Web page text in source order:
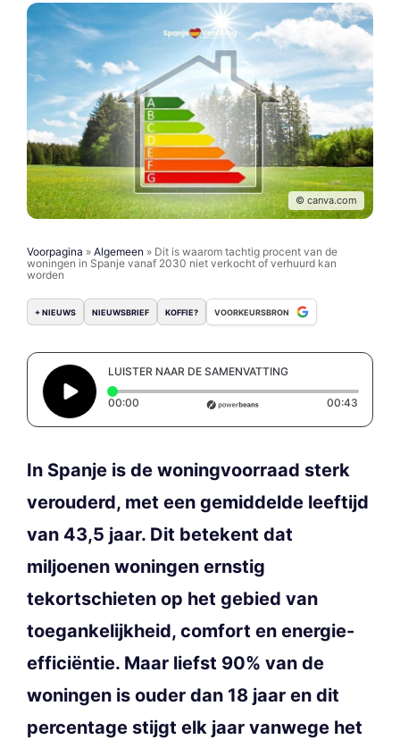
© canva.com
Voorpagina » Algemeen » Dit is waarom tachtig procent van de
woningen in Spanje vanaf 2030 niet verkocht of verhuurd kan
worden
+ NIEUWS NIEUWSBRIEF KOFFIE? VOORKEURSBRON
LUISTER NAAR DE SAMENVATTING
00:00 Elapsed time: 0 seconds 00:43
In Spanje is de woningvoorraad sterk
verouderd, met een gemiddelde leeftijd
van 43,5 jaar. Dit betekent dat
miljoenen woningen ernstig
tekortschieten op het gebied van
toegankelijkheid, comfort en energie-
efficiëntie. Maar liefst 90% van de
woningen is ouder dan 18 jaar en dit
percentage stijgt elk jaar vanwege het